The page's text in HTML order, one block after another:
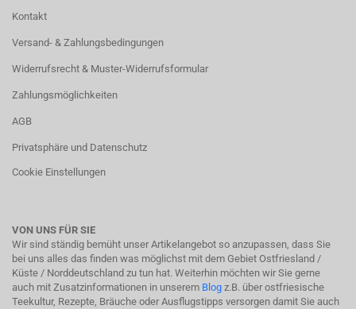
Kontakt
Versand- & Zahlungsbedingungen
Widerrufsrecht & Muster-Widerrufsformular
Zahlungsmöglichkeiten
AGB
Privatsphäre und Datenschutz
Cookie Einstellungen
VON UNS FÜR SIE
Wir sind ständig bemüht unser Artikelangebot so anzupassen, dass Sie
bei uns alles das finden was möglichst mit dem Gebiet Ostfriesland /
Küste / Norddeutschland zu tun hat. Weiterhin möchten wir Sie gerne
auch mit Zusatzinformationen in unserem Blog z.B. über ostfriesische
Teekultur, Rezepte, Bräuche oder Ausflugstipps versorgen damit Sie auch